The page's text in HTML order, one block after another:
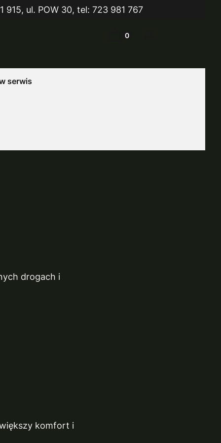
ul. POW 30, tel: 723 981 767
Produkty w koszyku: 0.
Koszyk
serwis
drogach i
komfort i